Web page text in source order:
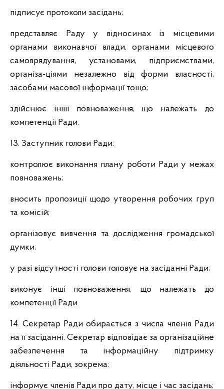
підписує протоколи засідань;
представляє Раду у відносинах із місцевими
органами виконавчої влади, органами місцевого
самоврядування, установами, підприємствами,
організа-ціями незалежно від форми власності,
засобами масової інформації тощо;
здійснює інші повноваження, що належать до
компетенції Ради.
13. Заступник голови Ради:
контролює виконання плану роботи Ради у межах
повноважень;
вносить пропозиції щодо утворення робочих груп
та комісій;
організовує вивчення та дослідження громадської
думки;
у разі відсутності голови головує на засіданні Ради;
виконує інші повноваження, що належать до
компетенції Ради.
14. Секретар Ради обирається з числа членів Ради
на її засіданні. Секретар відповідає за організаційне
забезпечення та інформаційну підтримку
діяльності Ради, зокрема:
інформує членів Ради про дату, місце і час засідань;